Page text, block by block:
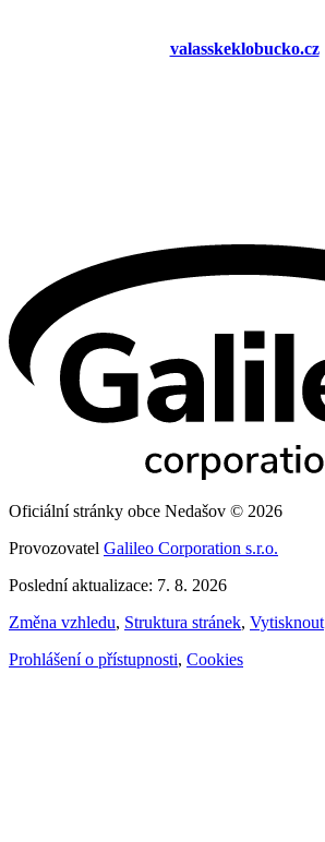
valasskeklobucko.cz
Oficiální stránky obce Nedašov © 2026
Provozovatel Galileo Corporation s.r.o.
Poslední aktualizace: 7. 8. 2026
Změna vzhledu, Struktura stránek, Vytisknout
Prohlášení o přístupnosti, Cookies